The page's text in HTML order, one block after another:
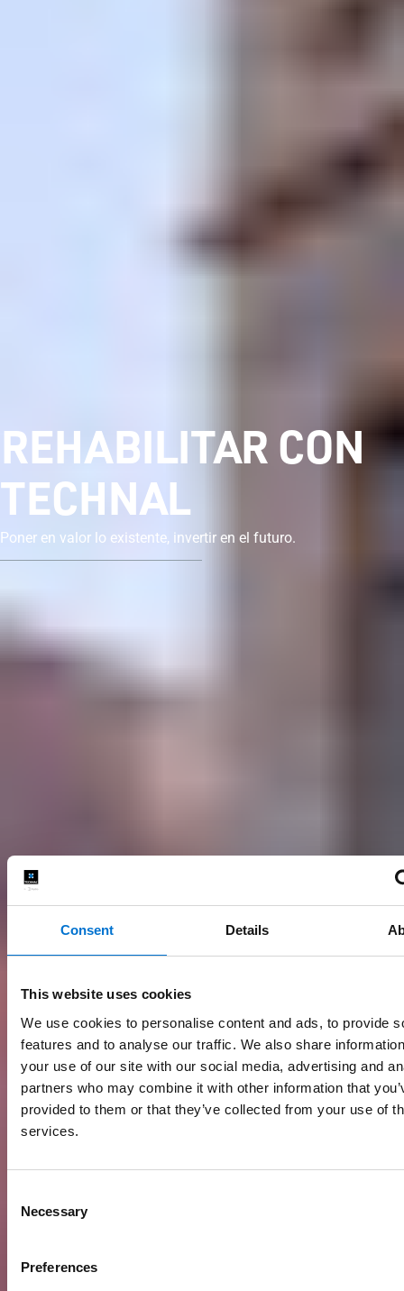
Consent Details
This website uses cookies
We use cookies to personalise content and ads, to provide
features and to analyse our traffic. We also share
your use of our site with our social media, advertising and
partners who may combine it with other information that
provided to them or that they’ve collected from your use of
services.
Selection
Necessary
Preferences
REHABILITAR CON
TECHNAL
Poner en valor lo existente, invertir en el futuro.